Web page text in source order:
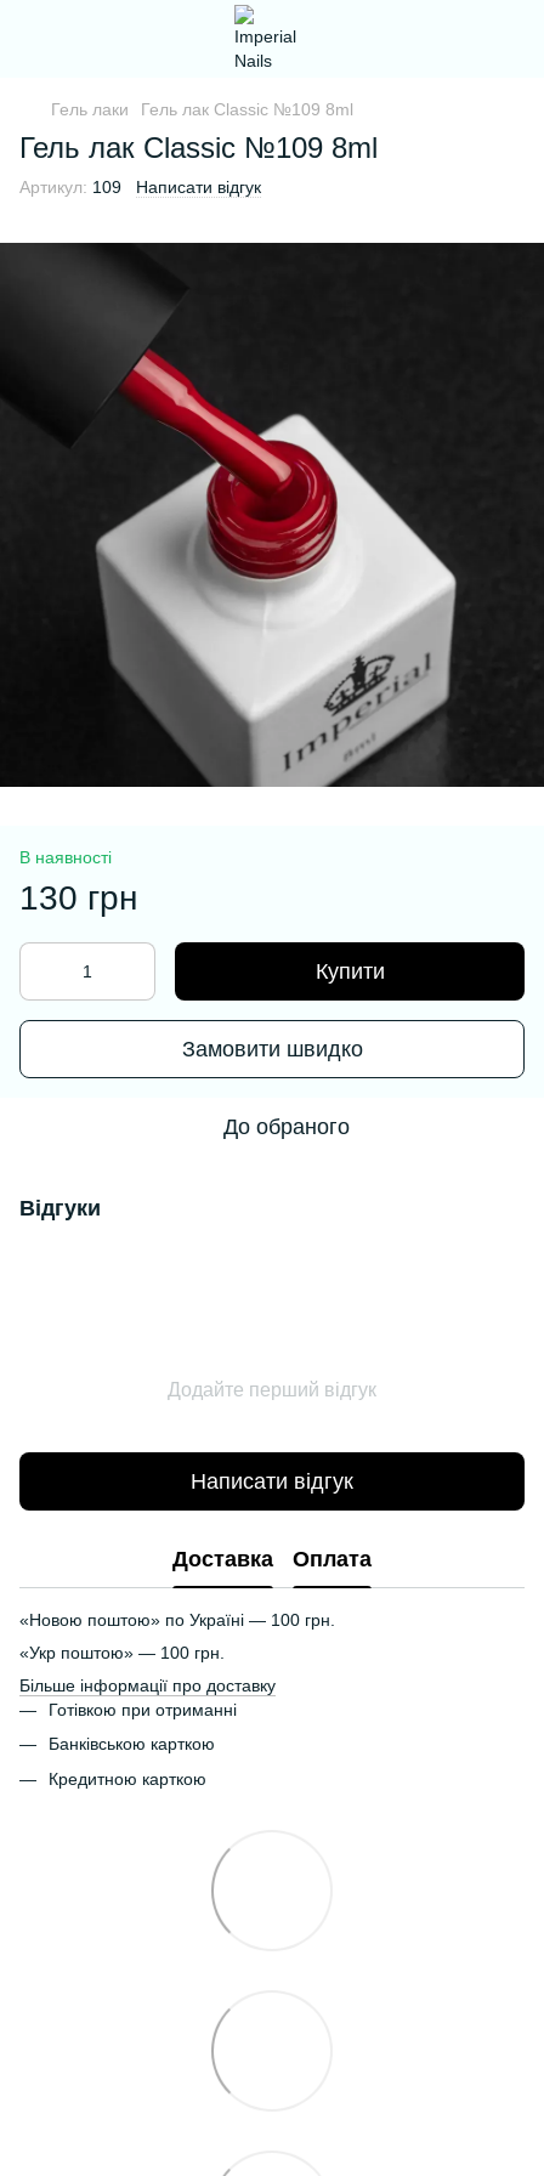
Гель лаки Гель лак Classic №109 8ml
Гель лак Classic №109 8ml
Артикул: 109 Написати відгук
В наявності
130 грн
Купити
Замовити швидко
До обраного
Відгуки
Додайте перший відгук
Написати відгук
Доставка Оплата
«Новою поштою» по Україні — 100 грн.
«Укр поштою» — 100 грн.
Більше інформації про доставку
Готівкою при отриманні
Банківською карткою
Кредитною карткою